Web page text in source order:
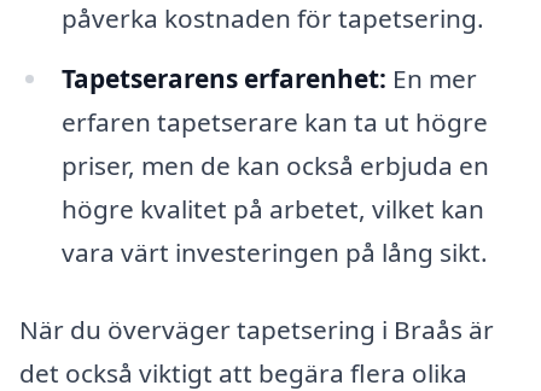
påverka kostnaden för tapetsering.
Tapetserarens erfarenhet: En mer
erfaren tapetserare kan ta ut högre
priser, men de kan också erbjuda en
högre kvalitet på arbetet, vilket kan
vara värt investeringen på lång sikt.
När du överväger tapetsering i Braås är
det också viktigt att begära flera olika